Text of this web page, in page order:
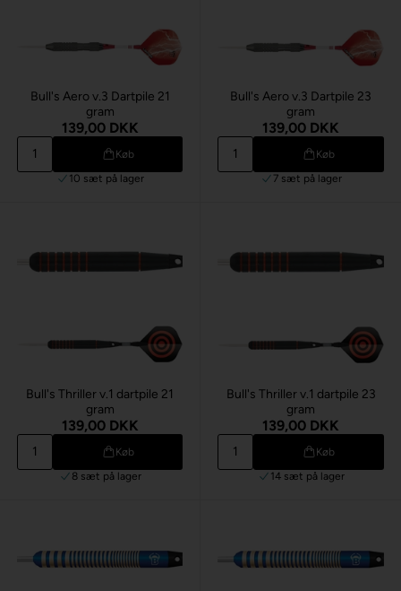
Bull's Aero v.3 Dartpile 21
gram
139,00 DKK
Køb
10 sæt på lager
Bull's Aero v.3 Dartpile 23
gram
139,00 DKK
Køb
7 sæt på lager
Bull's Thriller v.1 dartpile 21
gram
139,00 DKK
Køb
8 sæt på lager
Bull's Thriller v.1 dartpile 23
gram
139,00 DKK
Køb
14 sæt på lager